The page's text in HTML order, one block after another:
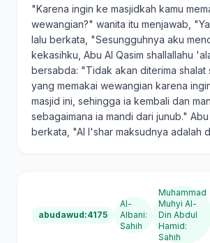
"Karena ingin ke masjidkah kamu
wewangian?" wanita itu menjawab,
lalu berkata, "Sesungguhnya aku
kekasihku, Abu Al Qasim shallallahu
bersabda: "Tidak akan diterima shalat
yang memakai wewangian karena
masjid ini, sehingga ia kembali dan
sebagaimana ia mandi dari junub."
berkata, "Al I'shar maksudnya adalah
abudawud:4175
Al-
Albani:
Sahih
Muhammad
Muhyi Al-
Din Abdul
Hamid:
Sahih